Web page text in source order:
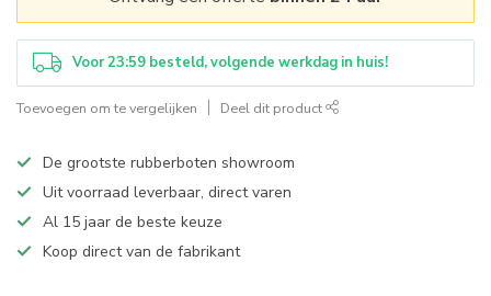
Voor 23:59 besteld, volgende werkdag in huis!
Toevoegen om te vergelijken Deel dit product
De grootste rubberboten showroom
Uit voorraad leverbaar, direct varen
Al 15 jaar de beste keuze
Koop direct van de fabrikant